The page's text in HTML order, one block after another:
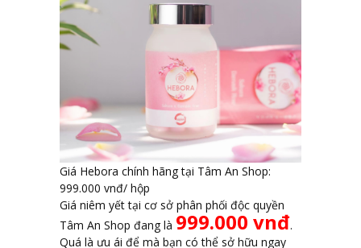
Giá Hebora chính hãng tại Tâm An Shop:
999.000 vnđ/ hộp
Giá niêm yết tại cơ sở phân phối độc quyền
Tâm An Shop đang là 999.000 vnđ.
Quá là ưu ái để mà bạn có thể sở hữu ngay